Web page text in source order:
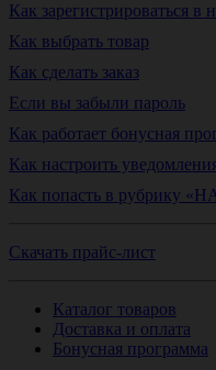
Как зарегистрироваться в
Как выбрать товар
Как сделать заказ
Если вы забыли пароль
Как работает бонусная
Как настроить
Как попасть в рубрику
Скачать прайс-лист
Каталог товаров
Доставка и оплата
Бонусная программа